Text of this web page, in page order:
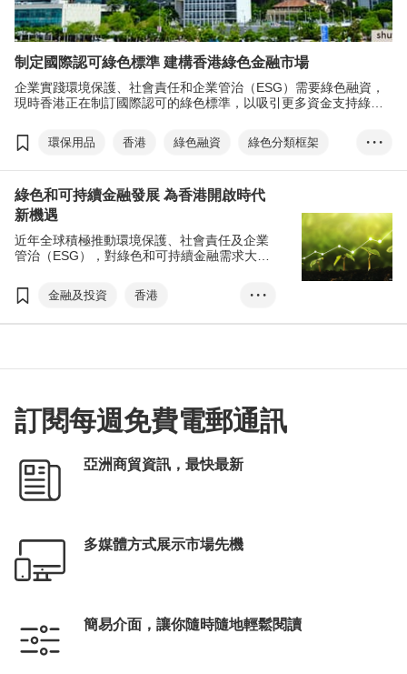
制定國際認可綠色標準 建構香港綠色金融市場
企業實踐環境保護、社會責任和企業管治（ESG）需要綠色融資，
現時香港正在制訂國際認可的綠色標準，以吸引更多資金支持綠色
環保用品 香港 綠色融資
綠色分類框架
環境保護、社會責任和企業管治
ESG
金管局
可持續金融分類法
綠色債券 巴黎協定
• • •
綠色和可持續金融發展 為香港開啟時代
新機遇
近年全球積極推動環境保護、社會責任及企業
管治（ESG），對綠色和可持續金融需求大
資金配對優質綠色項目，開拓新機遇。
金融及投資
香港
可持續金融
綠色金融
陳茂波
• • •
訂閱每週免費電郵通訊
亞洲商貿資訊，最快最新
多媒體方式展示市場先機
簡易介面，讓你隨時隨地輕鬆閱讀